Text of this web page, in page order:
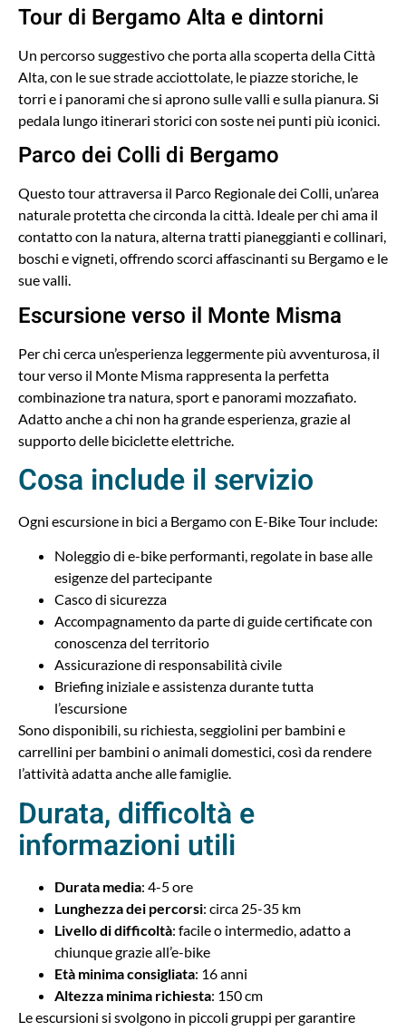
Tour di Bergamo Alta e dintorni
Un percorso suggestivo che porta alla scoperta della Città
Alta, con le sue strade acciottolate, le piazze storiche, le
torri e i panorami che si aprono sulle valli e sulla pianura. Si
pedala lungo itinerari storici con soste nei punti più iconici.
Parco dei Colli di Bergamo
Questo tour attraversa il Parco Regionale dei Colli, un’area
naturale protetta che circonda la città. Ideale per chi ama il
contatto con la natura, alterna tratti pianeggianti e collinari,
boschi e vigneti, offrendo scorci affascinanti su Bergamo e le
sue valli.
Escursione verso il Monte Misma
Per chi cerca un’esperienza leggermente più avventurosa, il
tour verso il Monte Misma rappresenta la perfetta
combinazione tra natura, sport e panorami mozzafiato.
Adatto anche a chi non ha grande esperienza, grazie al
supporto delle biciclette elettriche.
Cosa include il servizio
Ogni escursione in bici a Bergamo con E-Bike Tour include:
Noleggio di e-bike performanti, regolate in base alle
esigenze del partecipante
Casco di sicurezza
Accompagnamento da parte di guide certificate con
conoscenza del territorio
Assicurazione di responsabilità civile
Briefing iniziale e assistenza durante tutta
l’escursione
Sono disponibili, su richiesta, seggiolini per bambini e
carrellini per bambini o animali domestici, così da rendere
l’attività adatta anche alle famiglie.
Durata, difficoltà e
informazioni utili
Durata media: 4-5 ore
Lunghezza dei percorsi: circa 25-35 km
Livello di difficoltà: facile o intermedio, adatto a
chiunque grazie all’e-bike
Età minima consigliata: 16 anni
Altezza minima richiesta: 150 cm
Le escursioni si svolgono in piccoli gruppi per garantire